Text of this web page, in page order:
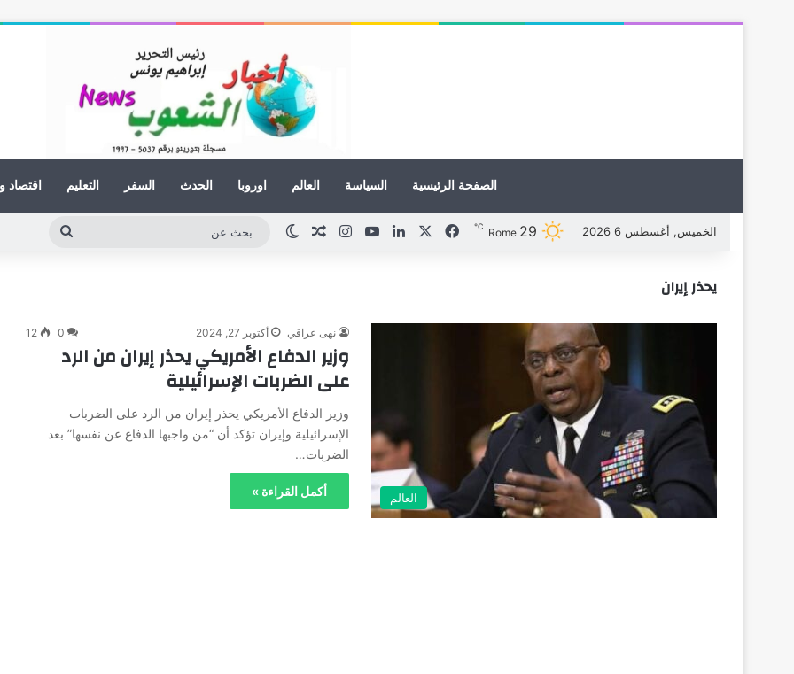
الصفحة الرئيسية السياسة العالم اوروبا الحدث السفر التعليم اقتصاد
الخميس, أغسطس 6 2026 Rome 29
℃ فيسبوك لينكدإنيوتيوب انستقراممقال عشوائي
الوضع المظلم
يحذر إيران
العالم
نهى عراقي أكتوبر 27, 2024 0
12
وزير الدفاع الأمريكي يحذر إيران من الرد
على الضربات الإسرائيلية
وزير الدفاع الأمريكي يحذر إيران من الرد على الضربات
الإسرائيلية وإيران تؤكد أن “من واجبها الدفاع عن نفسها” بعد
الضربات…
أكمل القراءة »